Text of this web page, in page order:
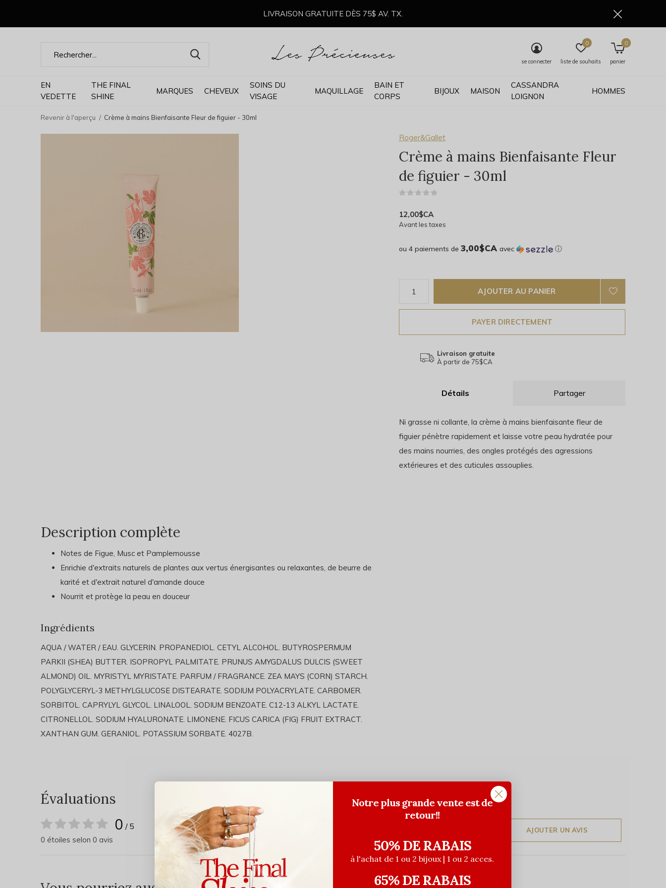
EN
VEDETTE
THE FINAL
SHINE
MARQUES CHEVEUX
SOINS DU
VISAGE
MAQUILLAGE
BAIN ET
CORPS
BIJOUX MAISON
CASSANDRA
LOIGNON
HOMMES
se connecter liste de souhaits
0
panier
0
LIVRAISON GRATUITE DÈS 75$ AV. TX.
Revenir à l'aperçu Crème à mains Bienfaisante Fleur de figuier - 30ml
Roger&Gallet
Crème à mains Bienfaisante Fleur
de figuier - 30ml
12,00$CA
Avant les taxes
ou 4 paiements de 3,00$CA avec ⓘ
AJOUTER AU PANIER
PAYER DIRECTEMENT
Livraison gratuite
À partir de 75$CA
Détails Partager
Ni grasse ni collante, la crème à mains bienfaisante fleur de
figuier pénètre rapidement et laisse votre peau hydratée pour
des mains nourries, des ongles protégés des agressions
extérieures et des cuticules assouplies.
Description complète
Notes de Figue, Musc et Pamplemousse
Enrichie d'extraits naturels de plantes aux vertus énergisantes ou relaxantes, de beurre de
karité et d'extrait naturel d'amande douce
Nourrit et protège la peau en douceur
Ingrédients
AQUA / WATER / EAU. GLYCERIN. PROPANEDIOL. CETYL ALCOHOL. BUTYROSPERMUM
PARKII (SHEA) BUTTER. ISOPROPYL PALMITATE. PRUNUS AMYGDALUS DULCIS (SWEET
ALMOND) OIL. MYRISTYL MYRISTATE. PARFUM / FRAGRANCE. ZEA MAYS (CORN) STARCH.
POLYGLYCERYL-3 METHYLGLUCOSE DISTEARATE. SODIUM POLYACRYLATE. CARBOMER.
SORBITOL. CAPRYLYL GLYCOL. LINALOOL. SODIUM BENZOATE. C12-13 ALKYL LACTATE.
CITRONELLOL. SODIUM HYALURONATE. LIMONENE. FICUS CARICA (FIG) FRUIT EXTRACT.
XANTHAN GUM. GERANIOL. POTASSIUM SORBATE. 4027B.
Évaluations
0 / 5
0 étoiles selon 0 avis
AJOUTER UN AVIS
Notre plus grande vente est de
retour!!
50% DE RABAIS
à l'achat de 1 ou 2 bijoux | 1 ou 2 acces.
65% DE RABAIS